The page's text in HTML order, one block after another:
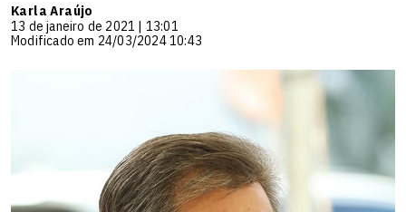
Karla Araújo
13 de janeiro de 2021 | 13:01
Modificado em 24/03/2024 10:43